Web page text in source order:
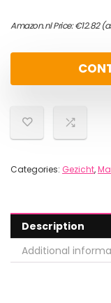
Amazon.nl Price:€12.82
Categories: Gezicht,
Description
Additional